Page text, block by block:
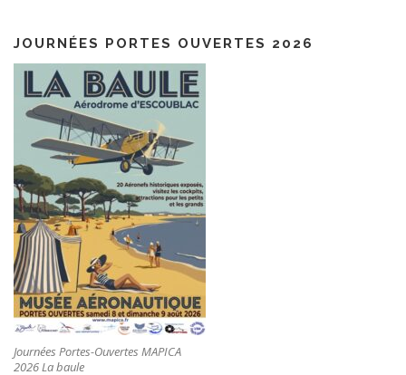
JOURNÉES PORTES OUVERTES 2026
Journées Portes-Ouvertes MAPICA
2026 La baule